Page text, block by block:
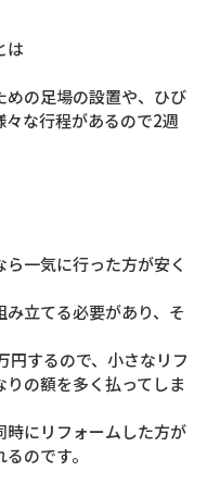
は
の足場の設置や、ひび
な行程があるので2週
一気に行った方が安く
立てる必要があり、そ
円するので、小さなリフ
の額を多く払ってしま
時にリフォームした方が
のです。